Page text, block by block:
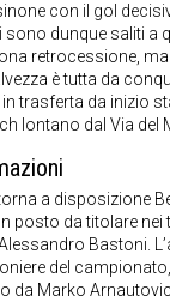
con il gol
sono dunque saliti a
retrocessione,
è tutta da
trasferta da inizio
lontano dal Via del
a disposizione
posto da titolare nei
Bastoni.
del
da Marko